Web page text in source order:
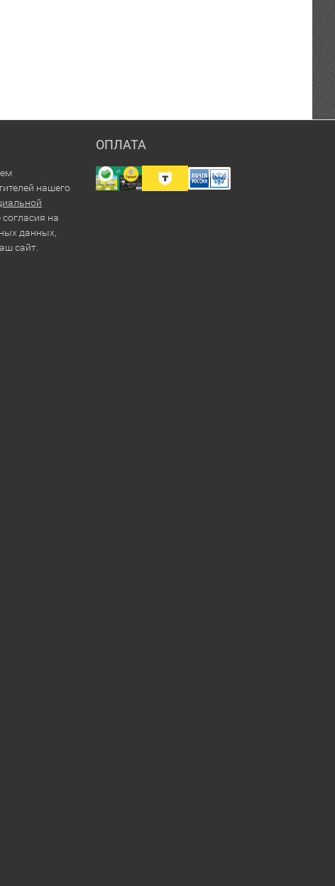
нашего
согласия на
данных,
сайт.
ОПЛАТА